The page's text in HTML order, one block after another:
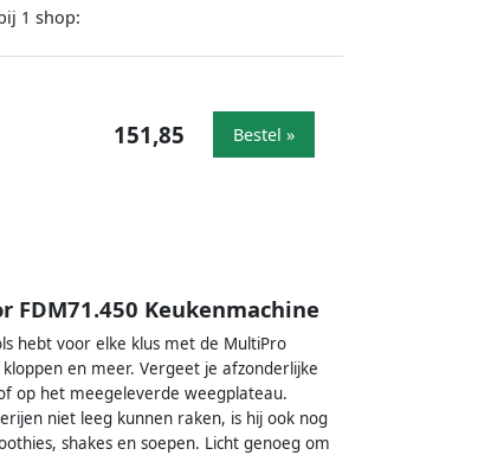
1 shop:
151,85 Bestel »
FDM71.450 Keukenmachine
hebt voor elke klus met de MultiPro
en meer. Vergeet je afzonderlijke
op het meegeleverde weegplateau.
niet leeg kunnen raken, is hij ook nog
shakes en soepen. Licht genoeg om